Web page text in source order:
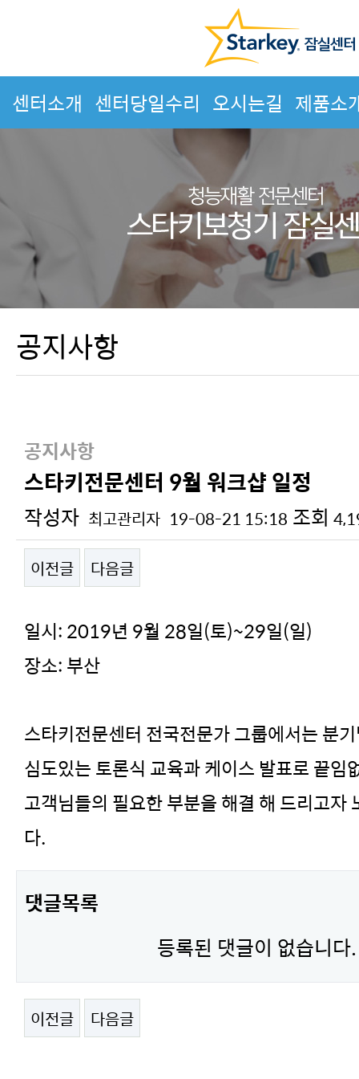
센터소개 센터당일수리 오시는길 제품소
공지사항
공지사항
스타키전문센터 9월 워크샵 일정
작성자 최고관리자 19-08-21 15:18 조회
이전글
다음글
본문
일시: 2019년 9월 28일(토)~29일(일)
장소: 부산
스타키전문센터 전국전문가 그룹에서는 분
심도있는 토론식 교육과 케이스 발표로 끝임
고객님들의 필요한 부분을 해결 해 드리고자
다.
댓글목록
등록된 댓글이 없습니다.
이전글 다음글